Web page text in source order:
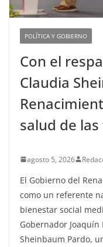
POLÍTICA Y GOBIERNO
Con el
Claudia
salud de
agosto 5, 2026
El Gobierno del
como un referente
bienestar social
Gobernador
Sheinbaum Pardo,